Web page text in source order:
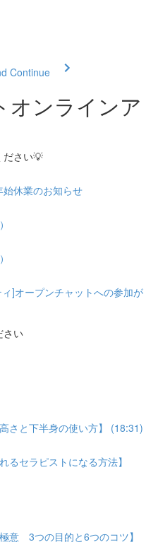
Continue
オンラインア
ださい💡
休業のお知らせ
]オープンチャットへの参加が
さい
さと下半身の使い方】 (18:31)
るセラピストになる方法】
意 3つの目的と6つのコツ】